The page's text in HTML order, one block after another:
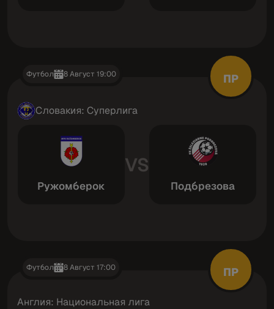
Футбол 8 Август 19:00 ПР
Словакия: Суперлига
Ружомберок
VS
Подбрезова
Футбол 8 Август 17:00 ПР
Англия: Национальная лига